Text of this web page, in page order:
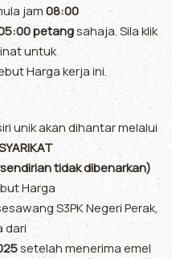
jam08:00
petangsahaja. Sila klik
untuk
Harga kerja ini.
unik akan dihantar melalui
tidak dibenarkan)
Harga
S3PK Negeri Perak,
dari
setelah menerima emel